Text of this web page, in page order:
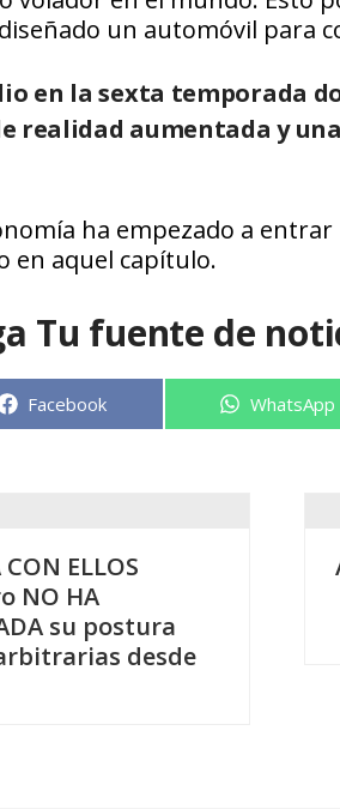
un automóvil para
en la sexta temporada
realidad aumentada y
ha empezado a
en aquel capítulo.
Tu fuente de
Compartir
Facebook Compartir
WhatsApp
ELLOS
NO HA
su postura
desde